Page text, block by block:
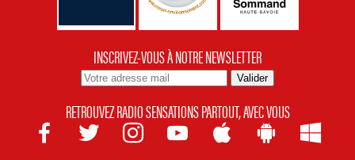
INSCRIVEZ-VOUS À NOTRE NEWSLETTER
RETROUVEZ RADIO SENSATIONS PARTOUT, AVEC VOUS
      